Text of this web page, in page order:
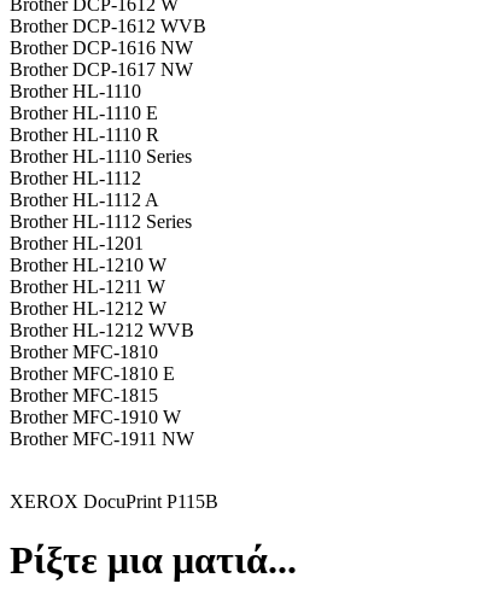
Brother DCP-1612 WVB
Brother DCP-1616 NW
Brother DCP-1617 NW
Brother HL-1110
Brother HL-1110 E
Brother HL-1110 R
Brother HL-1110 Series
Brother HL-1112
Brother HL-1112 A
Brother HL-1112 Series
Brother HL-1201
Brother HL-1210 W
Brother HL-1211 W
Brother HL-1212 W
Brother HL-1212 WVB
Brother MFC-1810
Brother MFC-1810 E
Brother MFC-1815
Brother MFC-1910 W
Brother MFC-1911 NW
XEROX DocuPrint P115B
Ρίξτε μια ματιά...